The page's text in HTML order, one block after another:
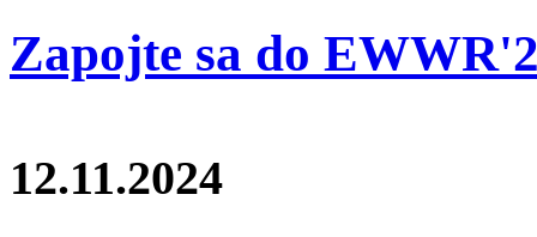
Zapojte sa do
12.11.2024